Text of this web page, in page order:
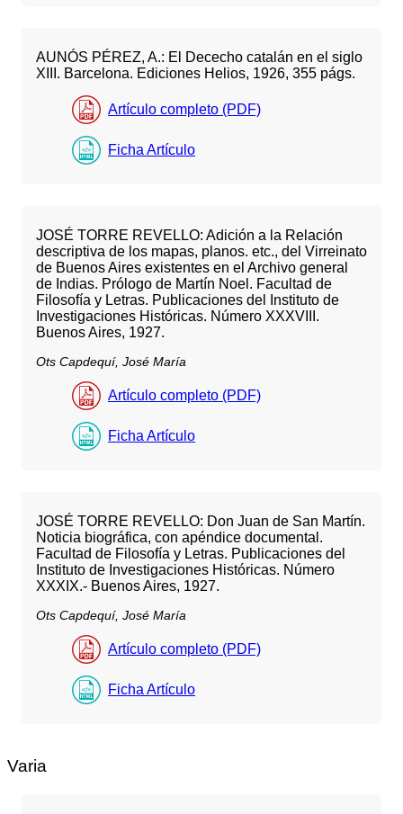
AUNÓS PÉREZ, A.: El Dececho catalán en el siglo
XIII. Barcelona. Ediciones Helios, 1926, 355 págs.
Artículo completo (PDF)
Ficha Artículo
JOSÉ TORRE REVELLO: Adición a la Relación
descriptiva de los mapas, planos. etc., del Virreinato
de Buenos Aires existentes en el Archivo general
de Indias. Prólogo de Martín Noel. Facultad de
Filosofía y Letras. Publicaciones del Instituto de
Investigaciones Históricas. Número XXXVIII.
Buenos Aires, 1927.
Ots Capdequí, José María
Artículo completo (PDF)
Ficha Artículo
JOSÉ TORRE REVELLO: Don Juan de San Martín.
Noticia biográfica, con apéndice documental.
Facultad de Filosofía y Letras. Publicaciones del
Instituto de Investigaciones Históricas. Número
XXXIX.- Buenos Aires, 1927.
Ots Capdequí, José María
Artículo completo (PDF)
Ficha Artículo
Varia